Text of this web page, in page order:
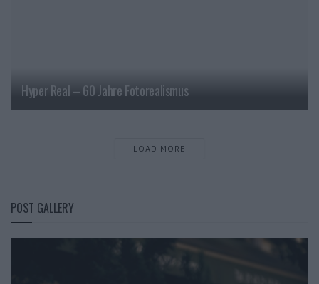
Hyper Real – 60 Jahre Fotorealismus
LOAD MORE
POST GALLERY